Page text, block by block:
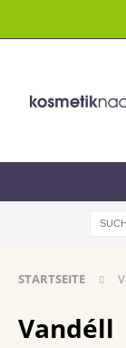
STARTSEITE
Vandéll